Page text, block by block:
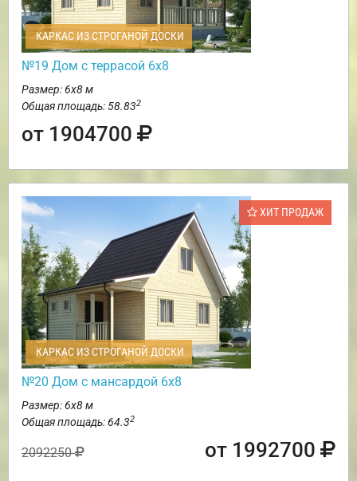
КАРКАС ИЗ СТРОГАНОЙ ДОСКИ
№19 Дом с террасой 6х8
Размер: 6х8 м
Общая площадь: 58.832
от 1904700
ХИТ ПРОДАЖ
КАРКАС ИЗ СТРОГАНОЙ ДОСКИ
№20 Дом с мансардой 6х8
Размер: 6х8 м
Общая площадь: 64.32
2092250 от 1992700